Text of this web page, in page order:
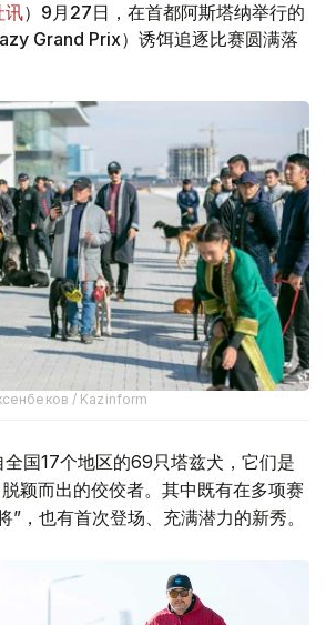
讯）9月27日，在首都阿斯塔纳举行的
Grand Prix）诱饵追逐比赛圆满落
/ Kazinform
国17个地区的69只塔兹犬，它们是
颖而出的佼佼者。其中既有在多项赛
”，也有首次登场、充满潜力的新秀。